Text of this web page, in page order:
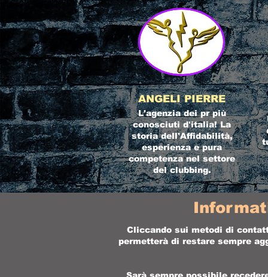
ANGELI PIERRE
L'agenzia dei pr più
conosciuti d'italia! La
storia dell'Affidabilità,
esperienza e pura
competenza nel settore
del clubbing.
Cliccando sui metodi di
permetterà di restare sempre